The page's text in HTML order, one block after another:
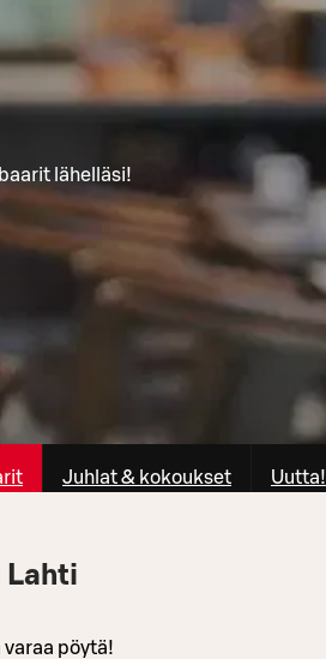
lähelläsi!
Juhlat & kokoukset Uutta!
Lahti
pöytä!